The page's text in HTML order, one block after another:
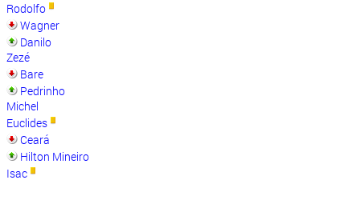
Rodolfo
Wagner
Danilo
Zezé
Bare
Pedrinho
Michel
Euclides
Ceará
Hilton Mineiro
Isac